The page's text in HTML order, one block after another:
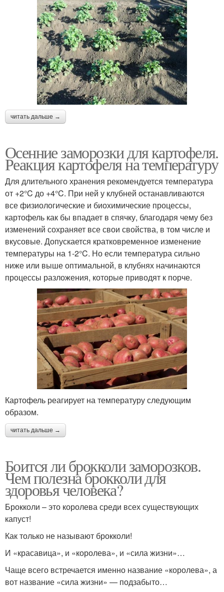
читать дальше →
Осенние заморозки для картофеля.
Реакция картофеля на температуру
Для длительного хранения рекомендуется температура
от +2°C до +4°C. При ней у клубней останавливаются
все физиологические и биохимические процессы,
картофель как бы впадает в спячку, благодаря чему без
изменений сохраняет все свои свойства, в том числе и
вкусовые. Допускается кратковременное изменение
температуры на 1-2°C. Но если температура сильно
ниже или выше оптимальной, в клубнях начинаются
процессы разложения, которые приводят к порче.
Картофель реагирует на температуру следующим
образом.
читать дальше →
Боится ли брокколи заморозков.
Чем полезна брокколи для
здоровья человека?
Брокколи – это королева среди всех существующих
капуст!
Как только не называют брокколи!
И «красавица», и «королева», и «сила жизни»…
Чаще всего встречается именно название «королева», а
вот название «сила жизни» — подзабыто…